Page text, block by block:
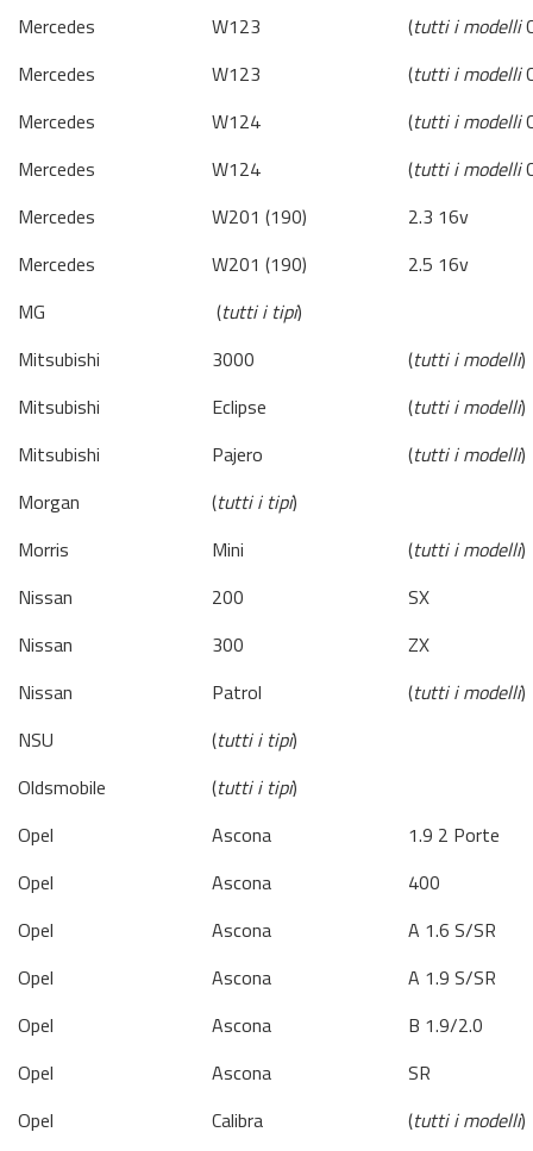
Mercedes
W123 (tutti i modelli
Mercedes
W123 (tutti i modelli
Mercedes
W124 (tutti i modelli
Mercedes
W124 (tutti i modelli
Mercedes
W201 (190)
2.3 16v
Mercedes
W201 (190)
2.5 16v
MG
(tutti i tipi)
Mitsubishi
3000 (tutti i modelli)
Mitsubishi
Eclipse (tutti i modelli)
Mitsubishi
Pajero (tutti i modelli)
Morgan
(tutti i tipi)
Morris
Mini (tutti i modelli)
Nissan
200
SX
Nissan
300
ZX
Nissan
Patrol (tutti i modelli)
NSU
(tutti i tipi)
Oldsmobile
(tutti i tipi)
Opel
Ascona
1.9 2 Porte
Opel
Ascona
400
Opel
Ascona
A 1.6 S/SR
Opel
Ascona
A 1.9 S/SR
Opel
Ascona
B 1.9/2.0
Opel
Ascona
SR
Opel
Calibra (tutti i modelli)